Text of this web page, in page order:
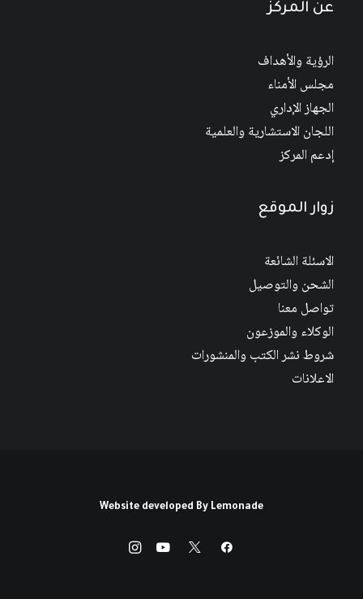
عن المركز
الرؤية والأهداف
مجلس الأمناء
الجهاز الإداري
اللجان الاستشارية والعلمية
إدعم المركز
زوار الموقع
الاسئلة الشائعة
الشحن والتوصيل
تواصل معنا
الوكلاء والموزعون
شروط نشر الكتب والمنشورات
الاعلانات
Website developed By Lemonade